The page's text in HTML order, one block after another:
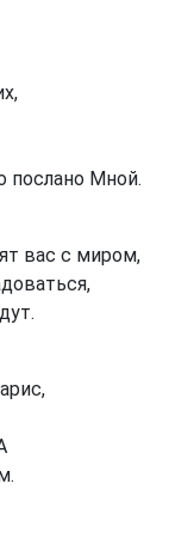
послано Мной.
вас с миром,